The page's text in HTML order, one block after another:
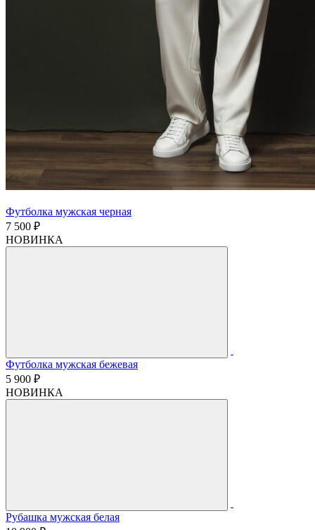
Футболка мужская черная
7 500 ₽
НОВИНКА
Футболка мужская бежевая
5 900 ₽
НОВИНКА
Рубашка мужская белая